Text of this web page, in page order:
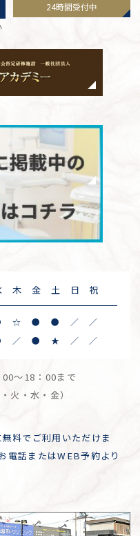
24時間受付中
木 金 土 日 祝
☆ ● ● ／ ／
／ ● ★ ／ ／
～18：00まで
火・水・金）
料でご利用いただけま
電話またはWEB予約より